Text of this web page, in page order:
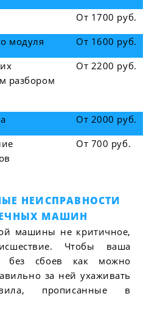
От 1700 руб.
модуля
От 1600 руб.
разбором
От 2200 руб.
От 2000 руб.
От 700 руб.
НЕИСПРАВНОСТИ
МАШИН
машины не критичное,
Чтобы ваша
без сбоев как можно
за ней ухаживать
прописанные в